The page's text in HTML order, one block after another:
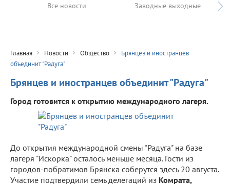
Все новости Заводные выходные
Главная Новости Общество
Брянцев и иностранцев
объединит "Радуга"
Брянцев и иностранцев объединит "Радуга"
Город готовится к открытию международного лагеря.
До открытия международной смены "Радуга" на базе
лагеря "Искорка" осталось меньше месяца. Гости из
городов-побратимов Брянска соберутся здесь 20 августа.
Участие подтвердили семь делегаций из Комрата,